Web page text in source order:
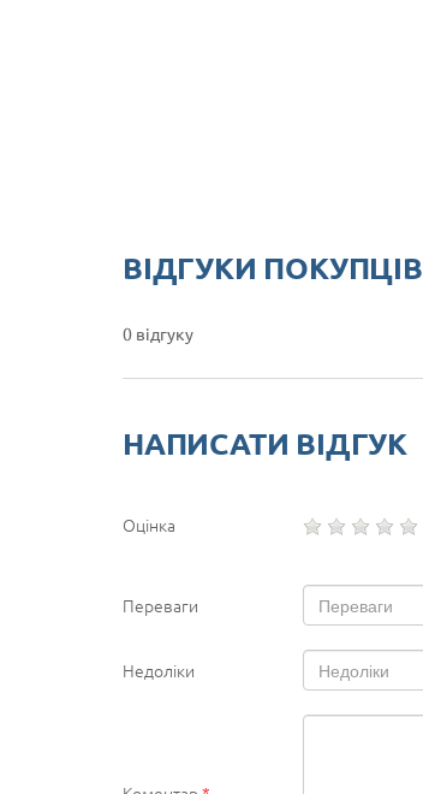
ВІДГУКИ ПОКУПЦІВ
0 відгуку
НАПИСАТИ ВІДГУК
Оцінка
Переваги
Недоліки